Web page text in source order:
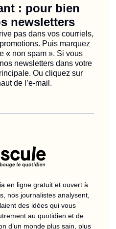
: pour bien
newsletters
pas dans vos courriels,
Puis marquez
« non spam ». Si vous
newsletters dans votre
Ou cliquez sur
de l’e-mail.
en ligne gratuit et ouvert à
nos journalistes analysent,
des idées qui vous
au quotidien et de
d’un monde plus sain, plus